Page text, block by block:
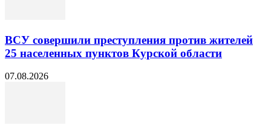
ВСУ совершили преступления против жителей
25 населенных пунктов Курской области
07.08.2026